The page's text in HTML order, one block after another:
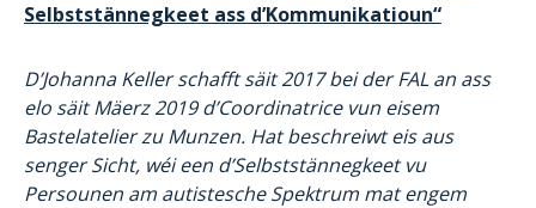
Selbststännegkeet ass d’Kommunikatioun“
D’Johanna Keller schafft säit 2017 bei der FAL an ass
elo säit Mäerz 2019 d’Coordinatrice vun eisem
Bastelatelier zu Munzen. Hat beschreiwt eis aus
senger Sicht, wéi een d’Selbststännegkeet vu
Persounen am autistesche Spektrum mat engem